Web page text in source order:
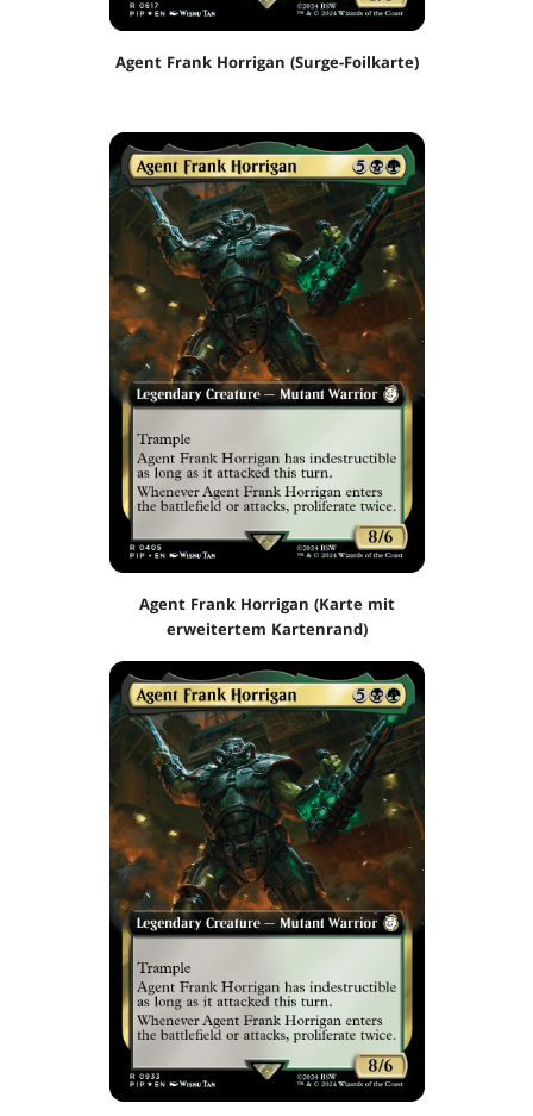
Agent Frank Horrigan (Surge-Foilkarte)
Agent Frank Horrigan (Karte mit
erweitertem Kartenrand)